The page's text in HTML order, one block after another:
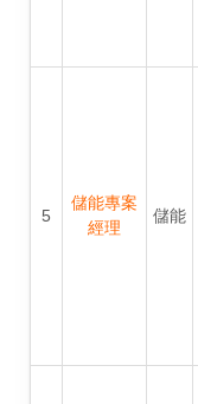
5
儲能專案
經理
儲能